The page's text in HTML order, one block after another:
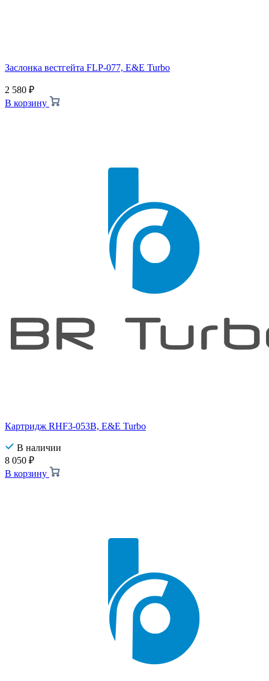
Заслонка вестгейта FLP-077, E&E Turbo
2 580 ₽
В корзину
Картридж RHF3-053B, E&E Turbo
В наличии
8 050 ₽
В корзину